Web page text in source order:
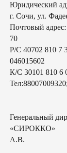
Юридический
г. Сочи, ул.
Почтовый
70
Р/С 40702 810 7
046015602
К/С 30101 810 6
Генеральный
А.В.